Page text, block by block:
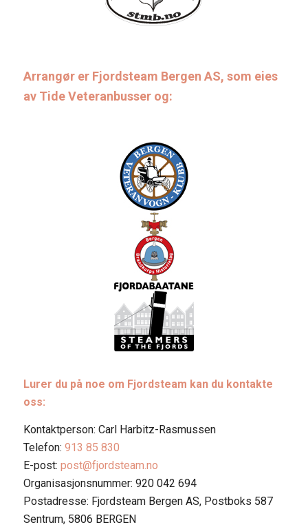
Arrangør er Fjordsteam Bergen AS, som eies
av Tide Veteranbusser og:
Lurer du på noe om Fjordsteam kan du kontakte
oss:
Kontaktperson: Carl Harbitz-Rasmussen
Telefon: 913 85 830
E-post: post@fjordsteam.no
Organisasjonsnummer: 920 042 694
Postadresse: Fjordsteam Bergen AS, Postboks 587
Sentrum, 5806 BERGEN